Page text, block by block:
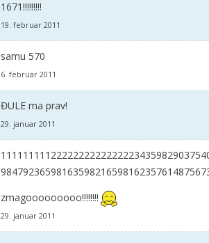
1671!!!!!!!!!
19. februar 2011
samu 570
6. februar 2011
ĐULE ma prav!
29. januar 2011
zmagooooooooo!!!!!!!!
29. januar 2011